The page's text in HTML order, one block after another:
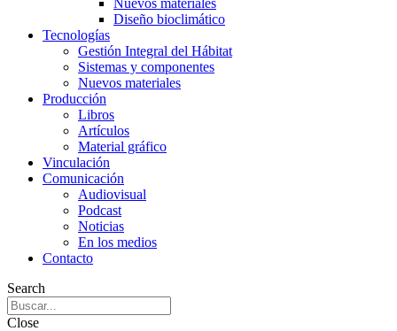
Nuevos materiales
Diseño bioclimático
Tecnologías
Gestión Integral del Hábitat
Sistemas y componentes
Nuevos materiales
Producción
Libros
Artículos
Material gráfico
Vinculación
Comunicación
Audiovisual
Podcast
Noticias
En los medios
Contacto
Search
Close